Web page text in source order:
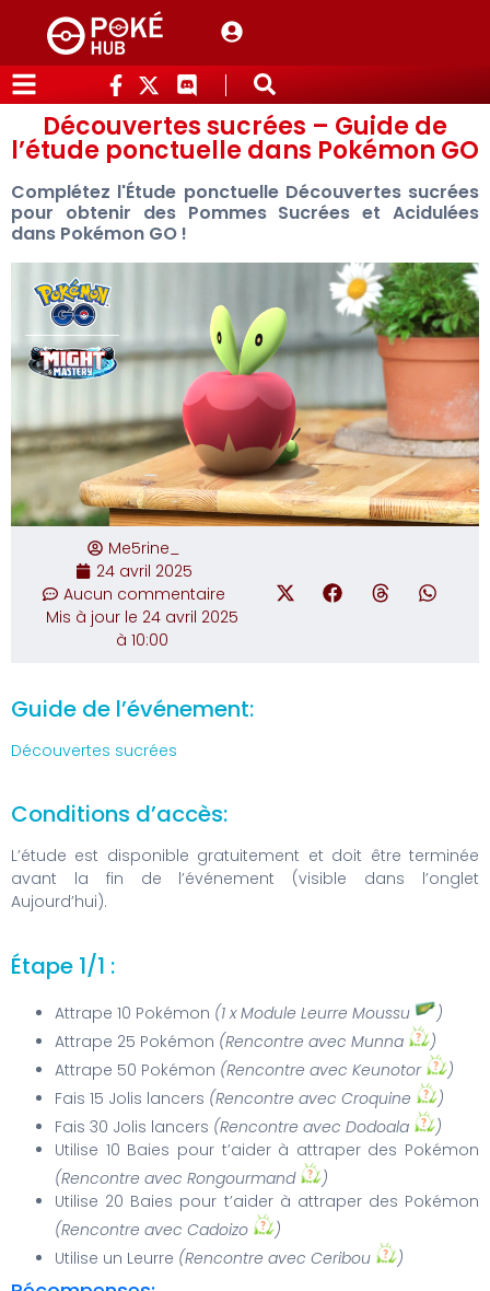
Découvertes sucrées – Guide de
l’étude ponctuelle dans Pokémon GO
Complétez l'Étude ponctuelle Découvertes sucrées
pour obtenir des Pommes Sucrées et Acidulées
dans Pokémon GO !
Me5rine_
24 avril 2025
Aucun commentaire
Mis à jour le 24 avril 2025
à 10:00
Guide de l’événement:
Découvertes sucrées
Conditions d’accès:
L’étude est disponible gratuitement et doit être terminée
avant la fin de l’événement (visible dans l’onglet
Aujourd’hui).
Étape 1/1 :
Attrape 10 Pokémon (1 x Module Leurre Moussu
)
Attrape 25 Pokémon (Rencontre avec Munna
)
Attrape 50 Pokémon (Rencontre avec Keunotor
)
Fais 15 Jolis lancers (Rencontre avec Croquine
)
Fais 30 Jolis lancers (Rencontre avec Dodoala
)
Utilise 10 Baies pour t’aider à attraper des Pokémon
(Rencontre avec Rongourmand
)
Utilise 20 Baies pour t’aider à attraper des Pokémon
(Rencontre avec Cadoizo
)
Utilise un Leurre (Rencontre avec Ceribou )